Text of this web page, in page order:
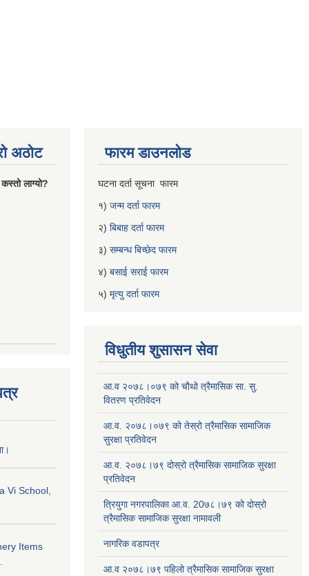
अठोट
लाग्यो?
Vi School,
Items
फारम डाउनलोड
घटना दर्ता सूचना फारम
१) जन्म दर्ता फारम
२) बिबाह दर्ता फारम
३) सम्बन्ध बिच्छेद फारम
४) बसाई सराई फारम
५) मृत्यु दर्ता फारम
विधुतीय शुसासन सेवा
आ.व २०७८।०७९ को चौथो त्रैमासिक सा. सु.
वितरण प्रतिवेदन
आ.व. २०७८।०७९ को तेस्रो त्रैमासिक सामाजिक
सुरक्षा प्रतिवेदन
आ.व. २०७८।७९ दोस्रो त्रैमासिक सामाजिक सुरक्षा
प्रतिवेदन
त्रियुगा नगरपालिका आ.व. 20७८।७९ को दोस्रो
त्रैमासिक सामाजिक सुरक्षा नामावली
नागरिक वडापत्र
आ.व २०७८।७९ पहिलो त्रैमासिक सामाजिक सुरक्षा